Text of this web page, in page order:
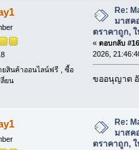
ยสินค้าออนไลน์ฟรี , ซื้อ
ยน
Re:
มาสค
ตราคาถูก,
« ตอบกลับ
2026,
ขออนุญาต
Re:
มาสค
ตราคาถูก,